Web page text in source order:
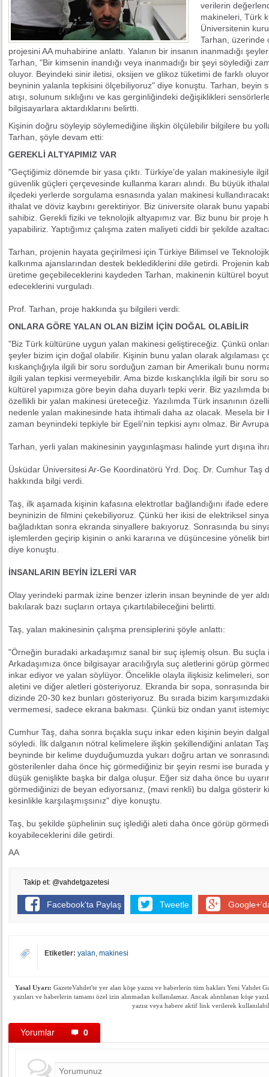
verilerin
makineleri, Türk
Üniversitenin
Tarhan, üzerinde
projesini AA muhabirine anlattı. Yalanın bir insanın inanmadığı
Tarhan, "Bir kimsenin inandığı veya inanmadığı bir şeyi söylediği
oluyor. Beyindeki sinir iletisi, oksijen ve glikoz tüketimi de farklı
beyninin yalanla tepkisini ölçebiliyoruz" diye konuştu. Tarhan, beyin
atışı, solunum sıklığını ve kas gerginliğindeki değişiklikleri
bilgisayarlara aktardıklarını belirtti.
Kişinin doğru söyleyip söylemediğine ilişkin ölçülebilir bilgilere bu
Tarhan, şöyle devam etti:
GEREKLİ ALTYAPIMIZ VAR
"Geçtiğimiz dönemde bir yasa çıktı. Türkiye'de yalan makinesiyle
güvenlik güçleri çerçevesinde kullanma kararı alındı. Bu büyük
ilçedeki yerlerde sorgulama esnasında yalan makinesi
ithalat ve döviz kaybını gerektiriyor. Biz üniversite olarak bunu
sahibiz. Gerekli fiziki ve teknolojik altyapımız var. Biz bunu bir proje
yapabiliriz. Yaptığımız çalışma zaten maliyeti ciddi bir şekilde
Tarhan, projenin hayata geçirilmesi için Türkiye Bilimsel ve
kalkınma ajanslarından destek beklediklerini dile getirdi. Projenin
üretime geçebileceklerini kaydeden Tarhan, makinenin kültürel
edeceklerini vurguladı.
Prof. Tarhan, proje hakkında şu bilgileri verdi:
ONLARA GÖRE YALAN OLAN BİZİM İÇİN DOĞAL OLABİLİR
"Biz Türk kültürüne uygun yalan makinesi geliştireceğiz. Çünkü
şeyler bizim için doğal olabilir. Kişinin bunu yalan olarak algılaması
kıskançlığıyla ilgili bir soru sorduğun zaman bir Amerikalı bunu
ilgili yalan tepkisi vermeyebilir. Ama bizde kıskançlıkla ilgili bir soru
kültürel yapımıza göre beyin daha duyarlı tepki verir. Biz yazılımda
özellikli bir yalan makinesi üreteceğiz. Yazılımda Türk insanının
nedenle yalan makinesinde hata ihtimali daha az olacak. Mesela
zaman beynindeki tepkiyle bir Egeli'nin tepkisi aynı olmaz. Bir
Tarhan, yerli yalan makinesinin yaygınlaşması halinde yurt dışına
Üsküdar Üniversitesi Ar-Ge Koordinatörü Yrd. Doç. Dr. Cumhur Taş
hakkında bilgi verdi.
Taş, ilk aşamada kişinin kafasına elektrotlar bağlandığını ifade
beyninizin de filmini çekebiliyoruz. Çünkü her ikisi de elektriksel
bağladıktan sonra ekranda sinyallere bakıyoruz. Sonrasında bu
işlemlerden geçirip kişinin o anki kararına ve düşüncesine yönelik
diye konuştu.
İNSANLARIN BEYİN İZLERİ VAR
Olay yerindeki parmak izine benzer izlerin insan beyninde de yer
bakılarak bazı suçların ortaya çıkartılabileceğini belirtti.
Taş, yalan makinesinin çalışma prensiplerini şöyle anlattı:
"Örneğin buradaki arkadaşımız sanal bir suç işlemiş olsun. Bu
Arkadaşımıza önce bilgisayar aracılığıyla suç aletlerini görüp
inkar ediyor ve yalan söylüyor. Öncelikle olayla ilişkisiz kelimeleri,
aletini ve diğer aletleri gösteriyoruz. Ekranda bir sopa, sonrasında
dizinde 20-30 kez bunları gösteriyoruz. Bu sırada bizim
vermemesi, sadece ekrana bakması. Çünkü biz ondan yanıt
Cumhur Taş, daha sonra bıçakla suçu inkar eden kişinin beyin
söyledi. İlk dalganın nötral kelimelere ilişkin şekillendiğini anlatan
beyninde bir kelime duyduğumuzda yukarı doğru artan ve
gösterilenler daha önce hiç görmediğiniz bir şeyin resmi ise burada
düşük genişlikte başka bir dalga oluşur. Eğer siz daha önce bu
görmediğinizi de beyan ediyorsanız, (mavi renkli) bu dalga gösterir
kesinlikle karşılaşmışsınız" diye konuştu.
Taş, bu şekilde şüphelinin suç işlediği aleti daha önce görüp
koyabileceklerini dile getirdi.
AA
Takip et: @vahdetgazetesi
Facebook'ta Paylaş Tweetle
Etiketler: yalan, makinesi
Yasal Uyarı: GazeteVahdet'te yer alan köşe yazısı ve haberlerin tüm hakları Yeni Vahdet
yazıları ve haberlerin tamamı özel izin alınmadan kullanılamaz. Ancak alıntılanan köşe
yazısı veya habere aktif link verilerek
Yorumlar 0